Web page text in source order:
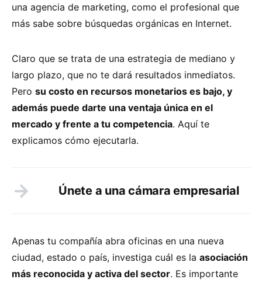
una agencia de marketing, como el profesional que
más sabe sobre búsquedas orgánicas en Internet.
Claro que se trata de una estrategia de mediano y
largo plazo, que no te dará resultados inmediatos.
Pero su costo en recursos monetarios es bajo, y
además puede darte una ventaja única en el
mercado y frente a tu competencia. Aquí te
explicamos cómo ejecutarla.
Únete a una cámara empresarial
Apenas tu compañía abra oficinas en una nueva
ciudad, estado o país, investiga cuál es la asociación
más reconocida y activa del sector. Es importante